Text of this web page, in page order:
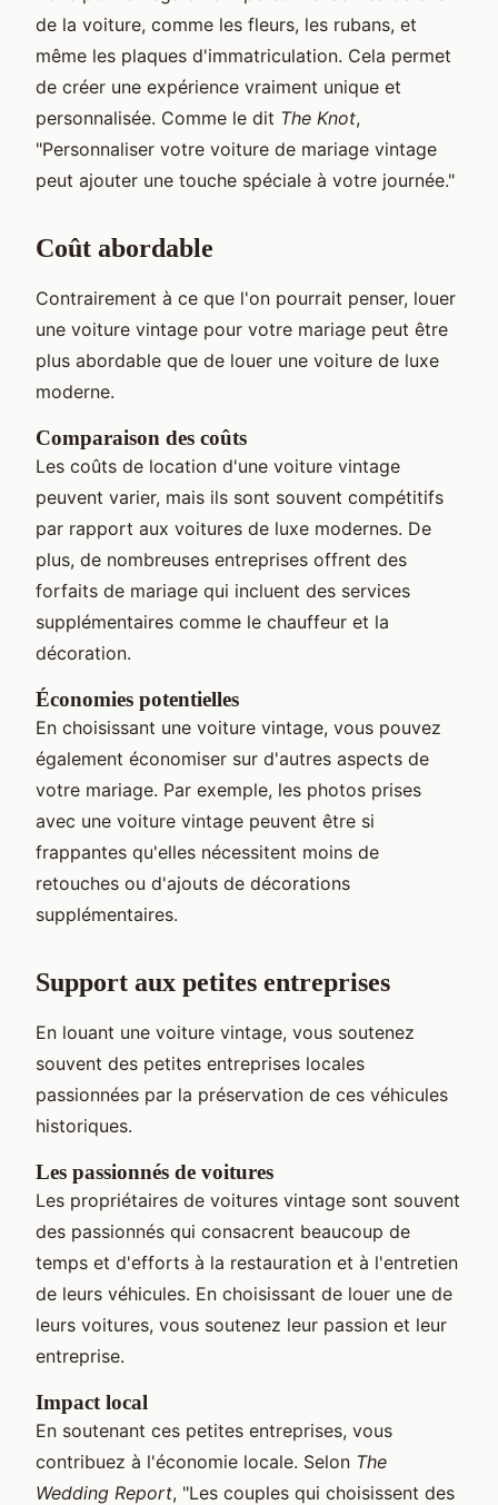
de la voiture, comme les fleurs, les rubans, et
même les plaques d'immatriculation. Cela permet
de créer une expérience vraiment unique et
personnalisée. Comme le dit The Knot,
"Personnaliser votre voiture de mariage vintage
peut ajouter une touche spéciale à votre journée."
Coût abordable
Contrairement à ce que l'on pourrait penser, louer
une voiture vintage pour votre mariage peut être
plus abordable que de louer une voiture de luxe
moderne.
Comparaison des coûts
Les coûts de location d'une voiture vintage
peuvent varier, mais ils sont souvent compétitifs
par rapport aux voitures de luxe modernes. De
plus, de nombreuses entreprises offrent des
forfaits de mariage qui incluent des services
supplémentaires comme le chauffeur et la
décoration.
Économies potentielles
En choisissant une voiture vintage, vous pouvez
également économiser sur d'autres aspects de
votre mariage. Par exemple, les photos prises
avec une voiture vintage peuvent être si
frappantes qu'elles nécessitent moins de
retouches ou d'ajouts de décorations
supplémentaires.
Support aux petites entreprises
En louant une voiture vintage, vous soutenez
souvent des petites entreprises locales
passionnées par la préservation de ces véhicules
historiques.
Les passionnés de voitures
Les propriétaires de voitures vintage sont souvent
des passionnés qui consacrent beaucoup de
temps et d'efforts à la restauration et à l'entretien
de leurs véhicules. En choisissant de louer une de
leurs voitures, vous soutenez leur passion et leur
entreprise.
Impact local
En soutenant ces petites entreprises, vous
contribuez à l'économie locale. Selon The
Wedding Report, "Les couples qui choisissent des